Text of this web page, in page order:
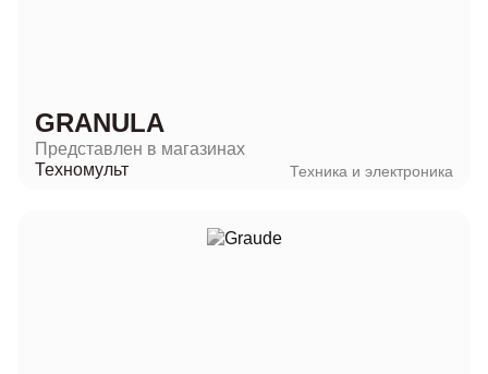
GRANULA
Представлен в магазинах
Техномульт
Техника и электроника